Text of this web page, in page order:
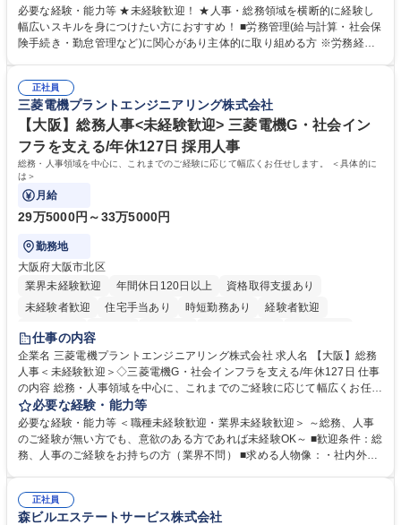
営を支えるゼネラリストをめざせます。 ・初期業務：労働時間管理、給与
計算、社会保険対応、福利厚生管理、安全衛生、健康経営推進等をお任せ
します。ご経験に応じて、休職者管理など、幅広く経験を積んでいただき
幅広く経験を積みたい意欲がある方に最適な環境です。 募集職種 【総
務・人事】未経験歓迎/日立グループ/組織運営を支えるゼネラリストを目
指す
必要な経験・能力等 ★未経験歓迎！ ★人事・総務領域を横断的に経験し
幅広いスキルを身につけたい方におすすめ！ ■労務管理(給与計算・社会保
険手続き・勤怠管理など)に関心があり主体的に取り組める方 ※労務経験
のご経験 ■労務管理（給与計算・社会保険手続き・勤怠管理など）の経験
■衛生管理者の資格をお持ちの方 学歴・資格 学歴：大学院 大学 高専 短大
専修学校 高校 語学力： 資格：
正社員
三菱電機プラントエンジニアリング株式会社
【大阪】総務人事<未経験歓迎> 三菱電機G・社会イン
フラを支える/年休127日 採用人事
総務・人事領域を中心に、これまでのご経験に応じて幅広くお任せします。 ＜具体的に
は＞
月給
29万5000円～33万5000円
勤務地
大阪府大阪市北区
業界未経験歓迎
年間休日120日以上
資格取得支援あり
未経験者歓迎
住宅手当あり 時短勤務あり
経験者歓迎
退職金あり
駅近5分以内
土日祝休み 服装自由 寮・社宅あり 食事補助あり
仕事の内容
企業名 三菱電機プラントエンジニアリング株式会社 求人名 【大阪】総務
人事＜未経験歓迎＞◇三菱電機G・社会インフラを支える/年休127日 仕事
の内容 総務・人事領域を中心に、これまでのご経験に応じて幅広くお任せ
します。 ＜具体的には＞ ・総務/人事労務（給与・社保・勤怠管理など）
・採用・教育研修 ・福利厚生運用 など ※基本的には事務所勤務ですが、
採用や教育等の業務内容により、関西圏以外への日帰り・宿泊を伴う国内
出張もございます。 ※担当業務を持ちつつ、お互いに助け合いながら、総
必要な経験・能力等
必要な経験・能力等 ＜職種未経験歓迎・業界未経験歓迎＞ ～総務、人事
のご経験が無い方でも、意欲のある方であれば未経験OK～ ■歓迎条件：総
務、人事のご経験をお持ちの方（業界不問） ■求める人物像：・社内外の
正社員
森ビルエステートサービス株式会社